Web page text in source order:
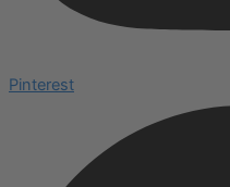
Pinterest